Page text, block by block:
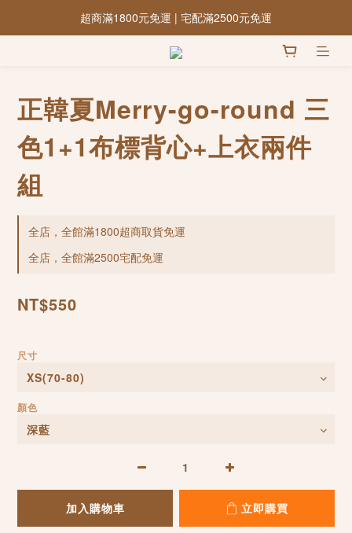
超商滿1800元免運 | 宅配滿2500元免運
正韓夏Merry-go-round 三
色1+1布標背心+上衣兩件
組
全店，全館滿1800超商取貨免運
全店，全館滿2500宅配免運
NT$550
尺寸
顏色
加入購物車 立即購買